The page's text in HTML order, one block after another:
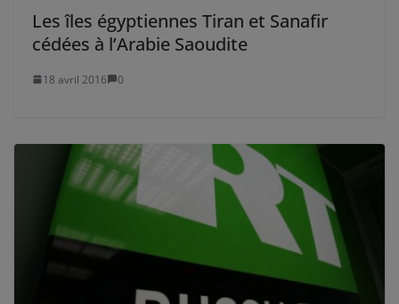
Les îles égyptiennes Tiran et Sanafir
cédées à l’Arabie Saoudite
18 avril 2016 0